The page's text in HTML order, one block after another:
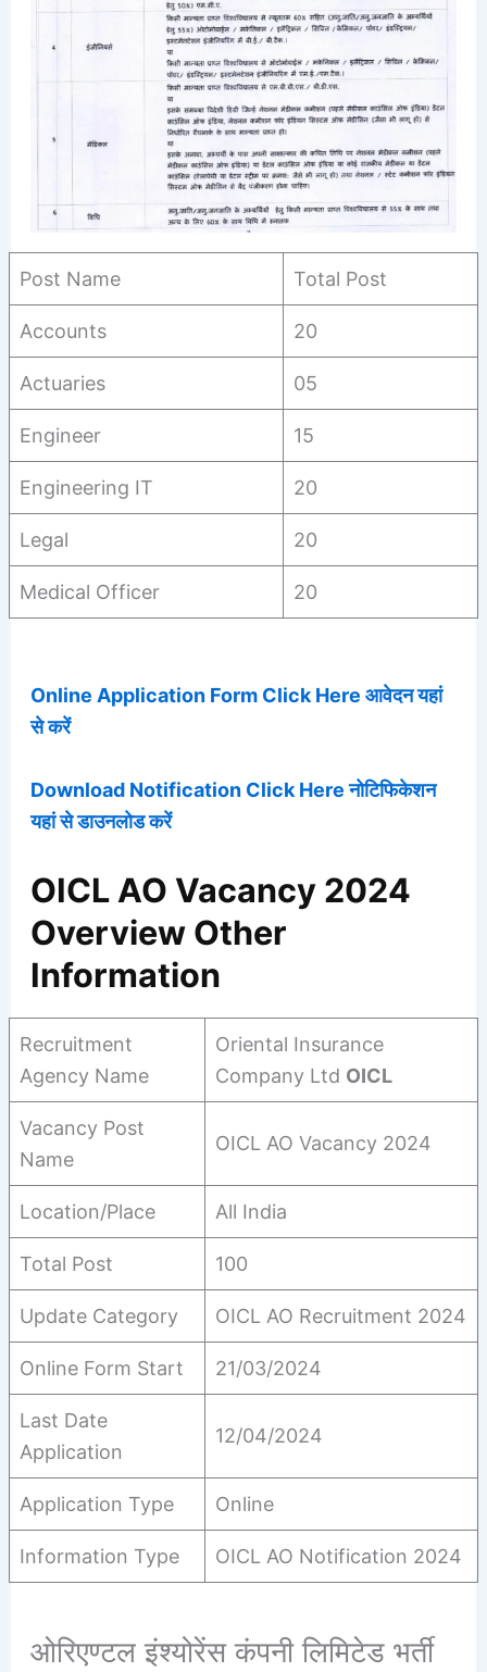
Post Name Total Post
Accounts 20
Actuaries 05
Engineer 15
Engineering IT 20
Legal 20
Medical Officer 20
Online Application Form Click Here आवेदन यहां
से करें
Download Notification Click Here नोटिफिकेशन
यहां से डाउनलोड करें
OICL AO Vacancy 2024
Overview Other
Information
Recruitment
Agency Name
Oriental Insurance
Company Ltd OICL
Vacancy Post
Name
OICL AO Vacancy 2024
Location/Place All India
Total Post 100
Update Category OICL AO Recruitment 2024
Online Form Start 21/03/2024
Last Date
Application
12/04/2024
Application Type Online
Information Type OICL AO Notification 2024
ओरिएण्टल इंश्योरेंस कंपनी लिमिटेड भर्ती